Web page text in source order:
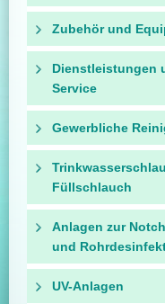
Zubehör und
Dienstleistungen
Service
Gewerbliche
Füllschlauch
Anlagen zur
und
UV-Anlagen